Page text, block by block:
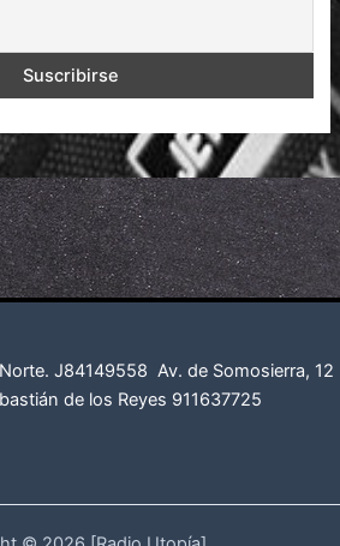
J84149558 Av. de Somosierra, 12
de los Reyes 911637725